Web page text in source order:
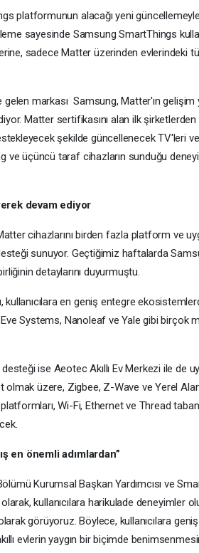
platformunun alacağı yeni
sayesinde Samsung SmartThings
sadece Matter üzerinden evlerindeki
gelen markası Samsung, Matter'ın
Matter sertifikasını alan ilk şirketlerden
şekilde güncellenecek TV'leri
ve üçüncü taraf cihazların sunduğu
devam ediyor
cihazlarını birden fazla platform ve
sunuyor. Geçtiğimiz haftalarda
detaylarını duyurmuştu.
en geniş entegre
Systems, Nanoleaf ve Yale gibi birçok
ise Aeotec Akıllı Ev Merkezi ile de
üzere, Zigbee, Z-Wave ve Yerel
Wi-Fi, Ethernet ve Thread
en önemli adımlardan”
Kurumsal Başkan Yardımcısı ve
kullanıcılara harikulade deneyimler
görüyoruz. Böylece, kullanıcılara geniş
evlerin yaygın bir biçimde